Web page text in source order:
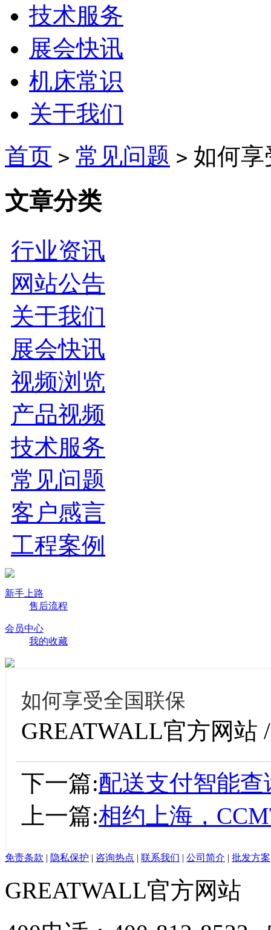
技术服务
展会快讯
机床常识
关于我们
首页 > 常见问题 > 如何
文章分类
行业资讯
网站公告
关于我们
展会快讯
视频浏览
产品视频
技术服务
常见问题
客户感言
工程案例
新手上路
售后流程
会员中心
我的收藏
如何享受全国联保
GREATWALL官方网站
下一篇:配送支付智能查
上一篇:相约上海，
免责条款 | 隐私保护 | 咨询热点 | 联系我们 | 公司简介 | 批发方案
GREATWALL官方网站